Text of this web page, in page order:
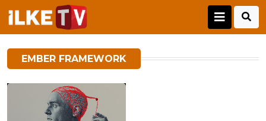
EMBER FRAMEWORK